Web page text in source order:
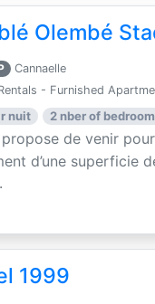
Olembé
Cannaelle
- Furnished
nuit
2 nber of
de venir
d’une superficie
1999